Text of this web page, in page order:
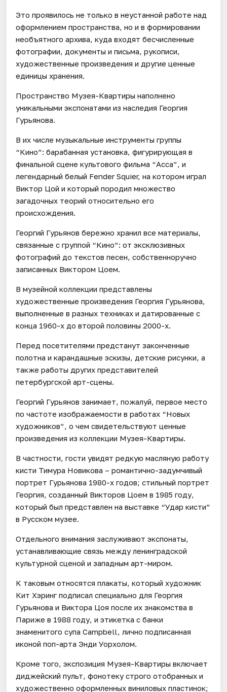
Это проявилось не только в неустанной работе над
оформлением пространства, но и в формировании
необъятного архива, куда входят бесчисленные
фотографии, документы и письма, рукописи,
художественные произведения и другие ценные
единицы хранения.
Пространство Музея-Квартиры наполнено
уникальными экспонатами из наследия Георгия
Гурьянова.
В их числе музыкальные инструменты группы
“Кино”: барабанная установка, фигурирующая в
финальной сцене культового фильма “Асса”, и
легендарный белый Fender Squier, на котором играл
Виктор Цой и который породил множество
загадочных теорий относительно его
происхождения.
Георгий Гурьянов бережно хранил все материалы,
связанные с группой “Кино”: от эксклюзивных
фотографий до текстов песен, собственноручно
записанных Виктором Цоем.
В музейной коллекции представлены
художественные произведения Георгия Гурьянова,
выполненные в разных техниках и датированные с
конца 1960-х до второй половины 2000-х.
Перед посетителями предстанут законченные
полотна и карандашные эскизы, детские рисунки, а
также работы других представителей
петербургской арт-сцены.
Георгий Гурьянов занимает, пожалуй, первое место
по частоте изображаемости в работах “Новых
художников”, о чем свидетельствуют ценные
произведения из коллекции Музея-Квартиры.
В частности, гости увидят редкую масляную работу
кисти Тимура Новикова – романтично-задумчивый
портрет Гурьянова 1980-х годов; стильный портрет
Георгия, созданный Викторов Цоем в 1985 году,
который был представлен на выставке “Удар кисти”
в Русском музее.
Отдельного внимания заслуживают экспонаты,
устанавливающие связь между ленинградской
культурной сценой и западным арт-миром.
К таковым относятся плакаты, который художник
Кит Хэринг подписал специально для Георгия
Гурьянова и Виктора Цоя после их знакомства в
Париже в 1988 году, и этикетка с банки
знаменитого супа Campbell, лично подписанная
иконой поп-арта Энди Уорхолом.
Кроме того, экспозиция Музея-Квартиры включает
диджейский пульт, фонотеку строго отобранных и
художественно оформленных виниловых пластинок;